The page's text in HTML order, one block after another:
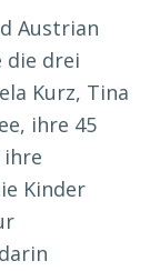
Austrian
drei
Kurz, Tina
ihre 45
ihre
Kinder